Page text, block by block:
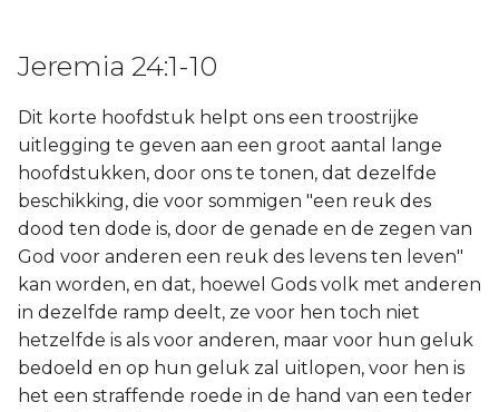
Jeremia 24:1-10
Dit korte hoofdstuk helpt ons een troostrijke
uitlegging te geven aan een groot aantal lange
hoofdstukken, door ons te tonen, dat dezelfde
beschikking, die voor sommigen "een reuk des
dood ten dode is, door de genade en de zegen van
God voor anderen een reuk des levens ten leven"
kan worden, en dat, hoewel Gods volk met anderen
in dezelfde ramp deelt, ze voor hen toch niet
hetzelfde is als voor anderen, maar voor hun geluk
bedoeld en op hun geluk zal uitlopen, voor hen is
het een straffende roede in de hand van een teder